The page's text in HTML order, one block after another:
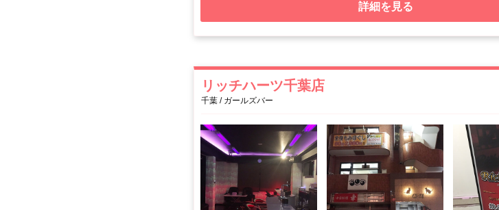
詳細を見る
リッチハーツ千葉店
千葉 / ガールズバー